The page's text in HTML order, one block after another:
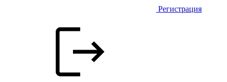
Регистрация